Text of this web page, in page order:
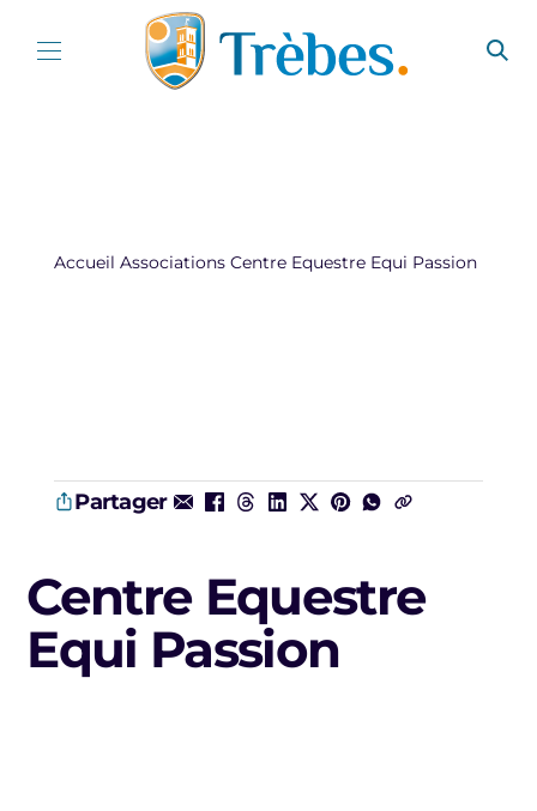
Accueil Associations Centre Equestre Equi Passion
Partager
Centre Equestre
Equi Passion